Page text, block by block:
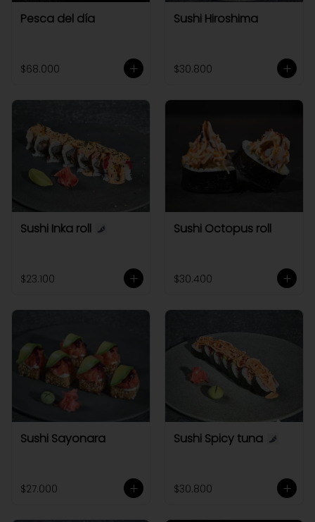
Pesca del día
$68.000
Sushi Hiroshima
$30.800
Sushi Inka roll
$23.100
Sushi Octopus roll
$30.400
Sushi Sayonara
$27.000
Sushi Spicy tuna
$30.800